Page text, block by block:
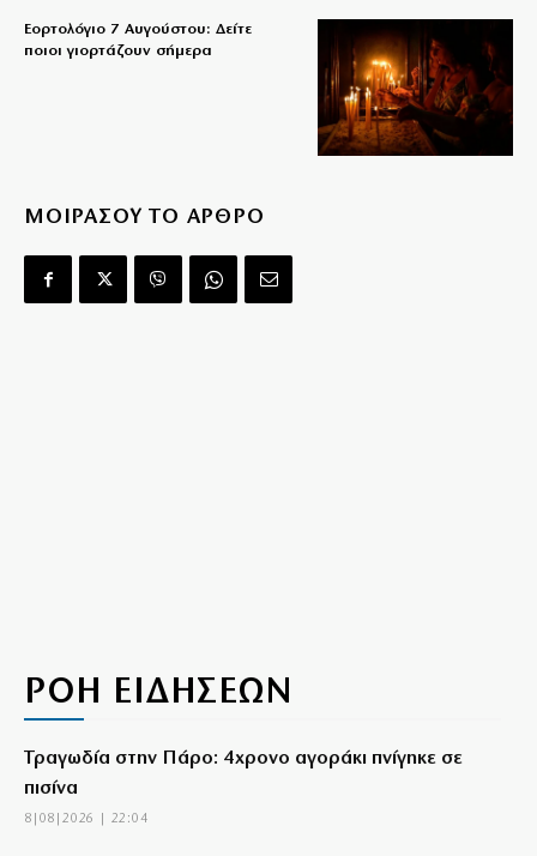
Εορτολόγιο 7 Αυγούστου: Δείτε
ποιοι γιορτάζουν σήμερα
ΜΟΙΡΑΣΟΥ ΤΟ ΑΡΘΡΟ
ΡΟΗ ΕΙΔΗΣΕΩΝ
Τραγωδία στην Πάρο: 4χρονο αγοράκι πνίγηκε σε
πισίνα
8|08|2026 | 22:04